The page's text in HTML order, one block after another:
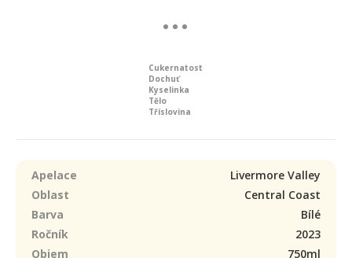
Cukernatost
Dochuť
Kyselinka
Tělo
Tříslovina
Apelace
Livermore Valley
Oblast
Central Coast
Barva
Bílé
Ročník
2023
Objem
750ml